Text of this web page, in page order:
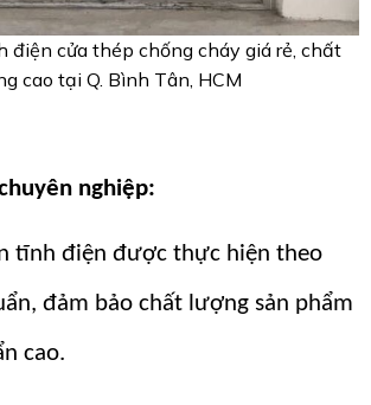
điện cửa thép chống cháy giá rẻ, chất
cao tại Q. Bình Tân, HCM
nghiệp:
tĩnh điện được thực hiện theo
đảm bảo chất lượng sản phẩm
cao.